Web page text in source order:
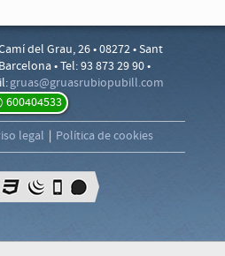
del Grau, 26 • 08272 • Sant
• Tel: 93 873 29 90 •
gruas@gruasrubiopubill.com
600404533
legal Política de cookies